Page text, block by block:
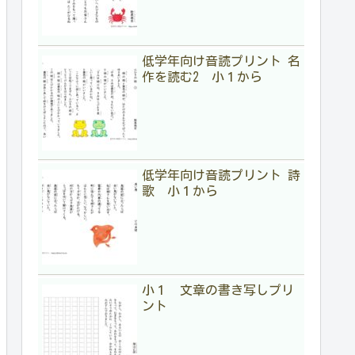
低学年向け音読プリント 名
作を読む2 小１から
低学年向け音読プリント 詩
歌 小１から
小１ 文章の書き写しプリ
ント